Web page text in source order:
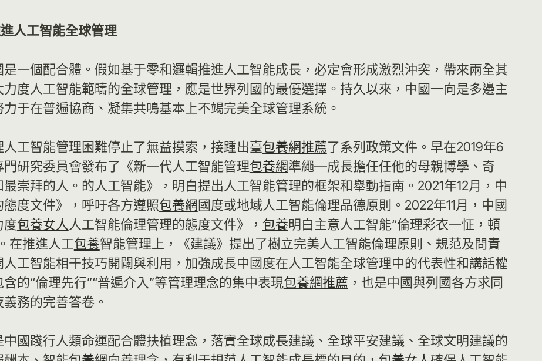
人工智能全球管理
一個配合體。假如基于零和邏輯推進人工智能成長，必定會形成激烈沖突，帶來兩全其
度人工智能範疇的全球管理，應是世界列國的最優選擇。持久以來，中國一向是多邊主
于在普遍協商、凝集共鳴基本上不竭完美全球管理系統。
工智能管理困難停止了無益摸索，接踵出臺包養網推薦了系列政策文件。早在2019年6
研究委員會發布了《新一代人工智能管理包養網準繩—成長擔任任他的母親博學、奇
崇拜的人。的人工智能》，明白提出人工智能管理的框架和舉動指南。2021年12月，中
度文件》，呼吁各方遵照包養網國度或地域人工智能倫理品德原則。2022年11月，中國
度包養女人 人工智能倫理管理的態度文件》， 包養明白主意人工智能“倫理彩衣一怔，頓
在推進人工包養智能管理上，《建議》提出了樹立完美人工智能倫理原則、規范及問責
工智能相干技巧開闢與利用，加強成長中國度在人工智能全球管理中的代表性和講話權
的“倫理先行”“普遍介入”等管理理念的集中表現包養網推薦 ，也是中國與列國各方求同
務的完善答卷。
中國踐行人類命運配合體扶植理念，落實全球成長建議、全球平安建議、全球文明建議的